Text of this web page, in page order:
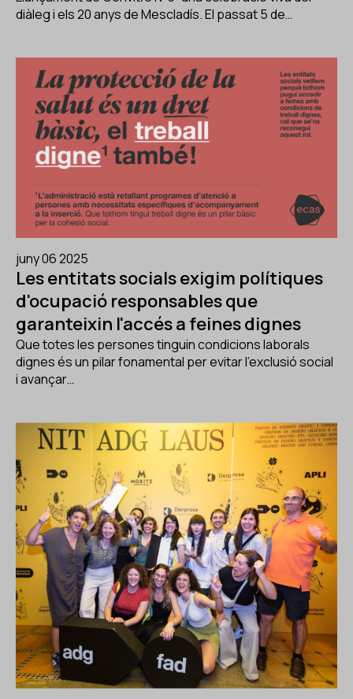
diàleg i els 20 anys de Mescladís. El passat 5 de…
juny 06 2025
Les entitats socials exigim polítiques
d'ocupació responsables que
garanteixin l'accés a feines dignes
Que totes les persones tinguin condicions laborals
dignes és un pilar fonamental per evitar l'exclusió social
i avançar…